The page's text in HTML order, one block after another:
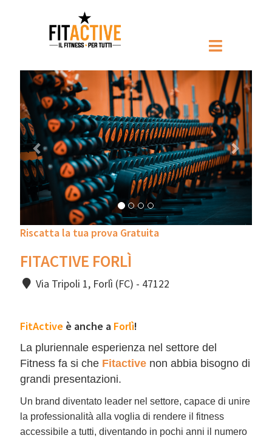
Prec Pross
Riscatta la tua prova Gratuita
FITACTIVE FORLÌ
Via Tripoli 1, Forlì (FC) - 47122
FitActive è anche a Forlì!
La pluriennale esperienza nel settore del
Fitness fa si che Fitactivenon abbia bisogno di
grandi presentazioni.
Un brand diventato leader nel settore, capace di unire
la professionalità alla voglia di rendere il fitness
accessibile a tutti, diventando in pochi anni il numero